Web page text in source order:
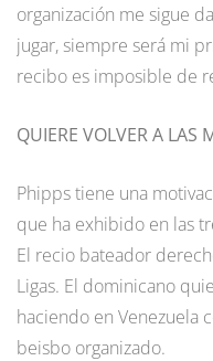
organización me sigue
jugar, siempre será mi
recibo es imposible de
QUIERE VOLVER A LAS
Phipps tiene una
que ha exhibido en las
El recio bateador
Ligas. El dominicano
haciendo en Venezuela
beisbo organizado.